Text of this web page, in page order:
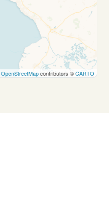
OpenStreetMapcontributors ©CARTO